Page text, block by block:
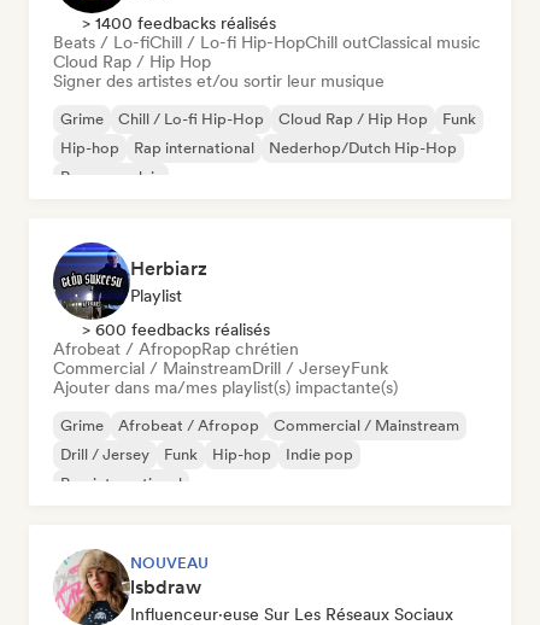
> 1400 feedbacks réalisés
Beats / Lo-fiChill / Lo-fi Hip-HopChill outClassical music
Cloud Rap / Hip Hop
Signer des artistes et/ou sortir leur musique
Grime Chill / Lo-fi Hip-Hop Cloud Rap / Hip Hop
Funk
Hip-hop
Rap international
Nederhop/Dutch Hip-Hop
Rap en anglais
Herbiarz
Playlist
> 600 feedbacks réalisés
Afrobeat / AfropopRap chrétien
Commercial / MainstreamDrill / JerseyFunk
Ajouter dans ma/mes playlist(s) impactante(s)
Grime Afrobeat / Afropop
Commercial / Mainstream
Drill / Jersey
Funk Hip-hop
Indie pop
Pop international
NOUVEAU
lsbdraw
Influenceur·euse Sur Les Réseaux Sociaux